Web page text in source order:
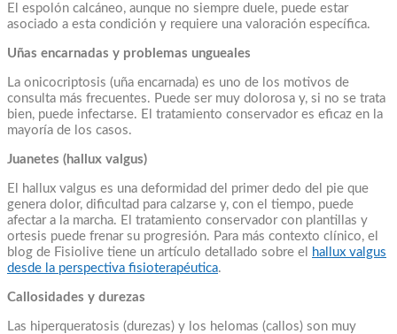
El espolón calcáneo, aunque no siempre duele, puede estar
asociado a esta condición y requiere una valoración específica.
Uñas encarnadas y problemas ungueales
La onicocriptosis (uña encarnada) es uno de los motivos de
consulta más frecuentes. Puede ser muy dolorosa y, si no se trata
bien, puede infectarse. El tratamiento conservador es eficaz en la
mayoría de los casos.
Juanetes (hallux valgus)
El hallux valgus es una deformidad del primer dedo del pie que
genera dolor, dificultad para calzarse y, con el tiempo, puede
afectar a la marcha. El tratamiento conservador con plantillas y
ortesis puede frenar su progresión. Para más contexto clínico, el
blog de Fisiolive tiene un artículo detallado sobre el
hallux valgus
desde la perspectiva fisioterapéutica.
Callosidades y durezas
Las hiperqueratosis (durezas) y los helomas (callos) son muy